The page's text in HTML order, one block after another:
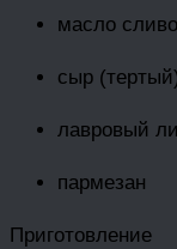
масло
сыр
лавровый
пармезан
Приготовление